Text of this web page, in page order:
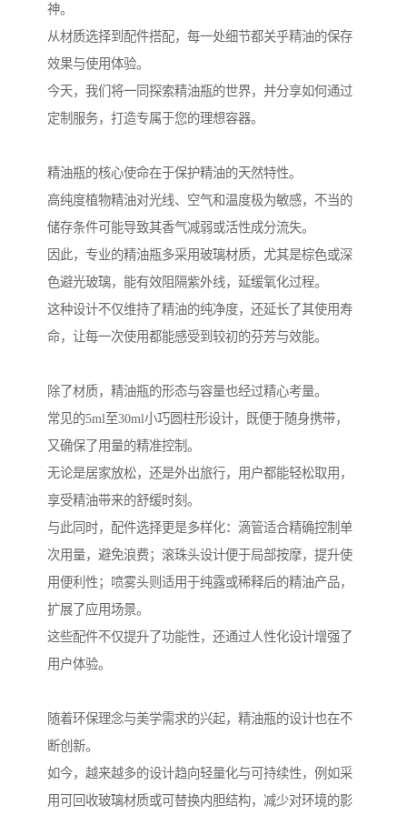
神。
从材质选择到配件搭配，每一处细节都关乎精油的保存
效果与使用体验。
今天，我们将一同探索精油瓶的世界，并分享如何通过
定制服务，打造专属于您的理想容器。
精油瓶的核心使命在于保护精油的天然特性。
高纯度植物精油对光线、空气和温度极为敏感，不当的
储存条件可能导致其香气减弱或活性成分流失。
因此，专业的精油瓶多采用玻璃材质，尤其是棕色或深
色避光玻璃，能有效阻隔紫外线，延缓氧化过程。
这种设计不仅维持了精油的纯净度，还延长了其使用寿
命，让每一次使用都能感受到较初的芬芳与效能。
除了材质，精油瓶的形态与容量也经过精心考量。
常见的5ml至30ml小巧圆柱形设计，既便于随身携带，
又确保了用量的精准控制。
无论是居家放松，还是外出旅行，用户都能轻松取用，
享受精油带来的舒缓时刻。
与此同时，配件选择更是多样化：滴管适合精确控制单
次用量，避免浪费；滚珠头设计便于局部按摩，提升使
用便利性；喷雾头则适用于纯露或稀释后的精油产品，
扩展了应用场景。
这些配件不仅提升了功能性，还通过人性化设计增强了
用户体验。
随着环保理念与美学需求的兴起，精油瓶的设计也在不
断创新。
如今，越来越多的设计趋向轻量化与可持续性，例如采
用可回收玻璃材质或可替换内胆结构，减少对环境的影